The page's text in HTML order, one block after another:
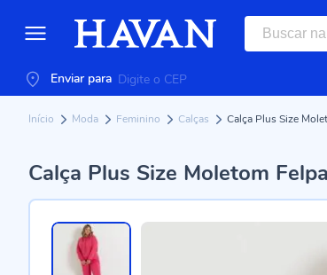
Enviar para
Início Moda Feminino Calças Calça Plus Size
Calça Plus Size Moletom